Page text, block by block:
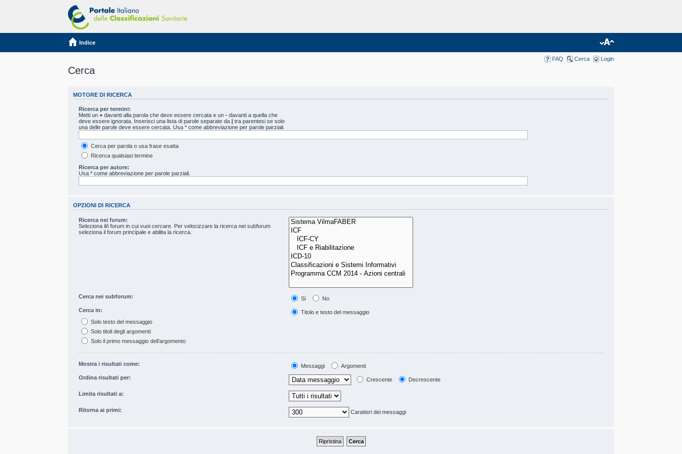
Indice
FAQ Cerca Login
Cerca
MOTORE DI RICERCA
Ricerca per termini:
Metti un +davanti alla parola che deve essere cercata e un -davanti a quella che
deve essere ignorata. Inserisci una lista di parole separate da
tra parentesi se solo
una delle parole deve essere cercata. Usa * come abbreviazione per parole parziali.
Cerca per parola o usa frase esatta
Ricerca qualsiasi termine
Ricerca per autore:
Usa * come abbreviazione per parole parziali.
OPZIONI DI RICERCA
Ricerca nei forum:
Seleziona il/i forum in cui vuoi cercare. Per velocizzare la ricerca nei subforum
seleziona il forum principale e abilita la ricerca.
Cerca nei subforum: Sì
No
Cerca in:
Titolo e testo del messaggio
Solo testo del messaggio
Solo titoli degli argomenti
Solo il primo messaggio dell’argomento
Mostra i risultati come: Messaggi
Argomenti
Ordina risultati per:
Crescente Decrescente
Limita risultati a:
Ritorna ai primi: Caratteri dei messaggi